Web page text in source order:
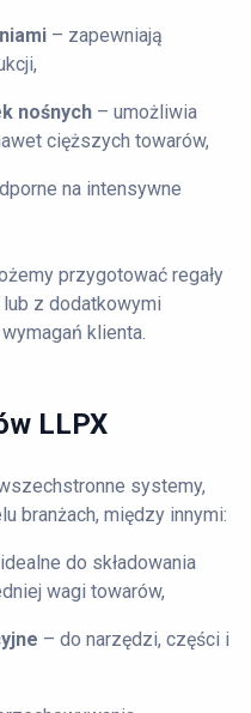
– zapewniają
nośnych – umożliwia
cięższych towarów,
na intensywne
przygotować regały
z dodatkowymi
klienta.
LLPX
systemy,
branżach, między innymi:
do składowania
wagi towarów,
– do narzędzi, części i